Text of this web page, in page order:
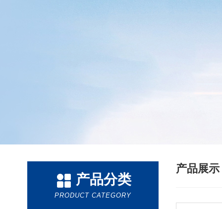
产品分类
PRODUCT CATEGORY
产品展示